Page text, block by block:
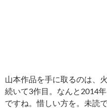
山本作品を手に取るのは、
続いて3作目。なんと2014
ですね。惜しい方を。未読